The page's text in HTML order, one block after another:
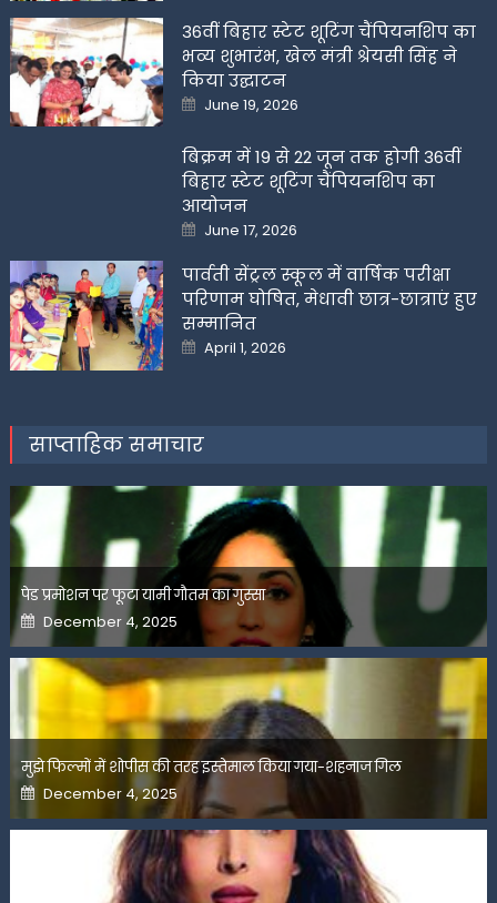
36वीं बिहार स्टेट शूटिंग चैंपियनशिप का
भव्य शुभारंभ, खेल मंत्री श्रेयसी सिंह ने
किया उद्घाटन
Posted
on
June 19, 2026
बिक्रम में 19 से 22 जून तक होगी 36वीं
बिहार स्टेट शूटिंग चैंपियनशिप का
आयोजन
Posted
on
June 17, 2026
पार्वती सेंट्रल स्कूल में वार्षिक परीक्षा
परिणाम घोषित, मेधावी छात्र-छात्राएं हुए
सम्मानित
Posted
on
April 1, 2026
साप्ताहिक समाचार
पेड प्रमोशन पर फूटा यामी गौतम का गुस्सा
Posted
on
December 4, 2025
मुझे फिल्मों में शोपीस की तरह इस्तेमाल किया गया-शहनाज गिल
Posted
on
December 4, 2025